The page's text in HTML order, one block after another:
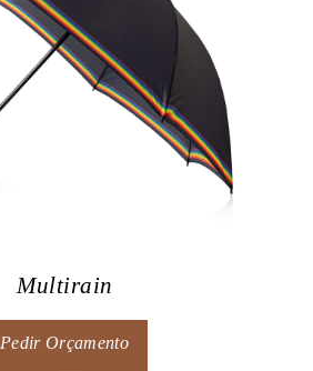
Multirain
Pedir Orçamento